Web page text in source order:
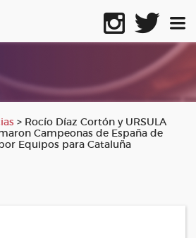
> Rocío Díaz Cortón y URSULA
Campeonas de España de
Equipos para Cataluña